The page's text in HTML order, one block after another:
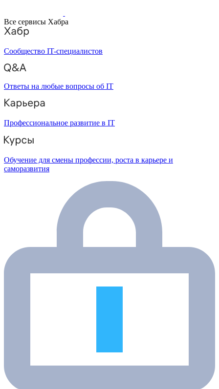
Все сервисы Хабра
Сообщество IT-специалистов
Ответы на любые вопросы об IT
Профессиональное развитие в IT
Обучение для смены профессии, роста в карьере и
саморазвития